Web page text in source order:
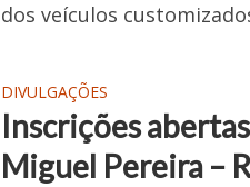
dos veículos
DIVULGAÇÕES
Inscrições
Miguel Pereira –